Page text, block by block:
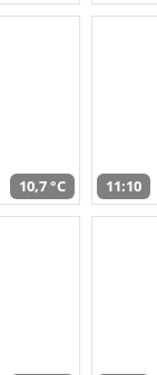
10,7 °C 11:10